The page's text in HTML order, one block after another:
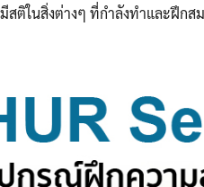
สติในสิ่งต่างๆ ที่กำลังทำและฝึกส